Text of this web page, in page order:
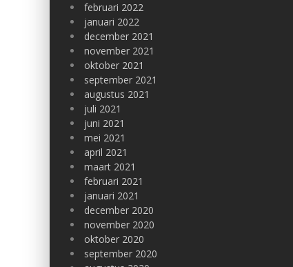
februari 2022
januari 2022
december 2021
november 2021
oktober 2021
september 2021
augustus 2021
juli 2021
juni 2021
mei 2021
april 2021
maart 2021
februari 2021
januari 2021
december 2020
november 2020
oktober 2020
september 2020